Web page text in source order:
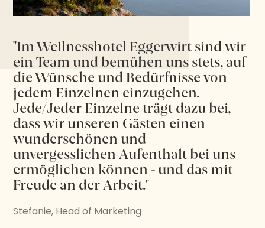
"Im Wellnesshotel Eggerwirt sind wir
ein Team und bemühen uns stets, auf
die Wünsche und Bedürfnisse von
jedem Einzelnen einzugehen.
Jede/Jeder Einzelne trägt dazu bei,
dass wir unseren Gästen einen
wunderschönen und
unvergesslichen Aufenthalt bei uns
ermöglichen können - und das mit
Freude an der Arbeit."
Stefanie, Head of Marketing